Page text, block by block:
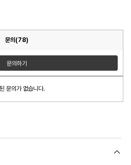
문의(78)
문의하기
문의가 없습니다.